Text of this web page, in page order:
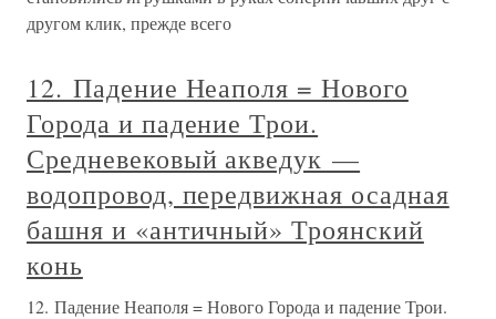
другом клик, прежде всего
12. Падение Неаполя = Нового
Города и падение Трои.
Средневековый акведук —
водопровод, передвижная осадная
башня и «античный» Троянский
конь
12. Падение Неаполя = Нового Города и падение Трои.